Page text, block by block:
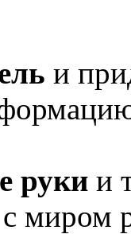
и
руки и
миром